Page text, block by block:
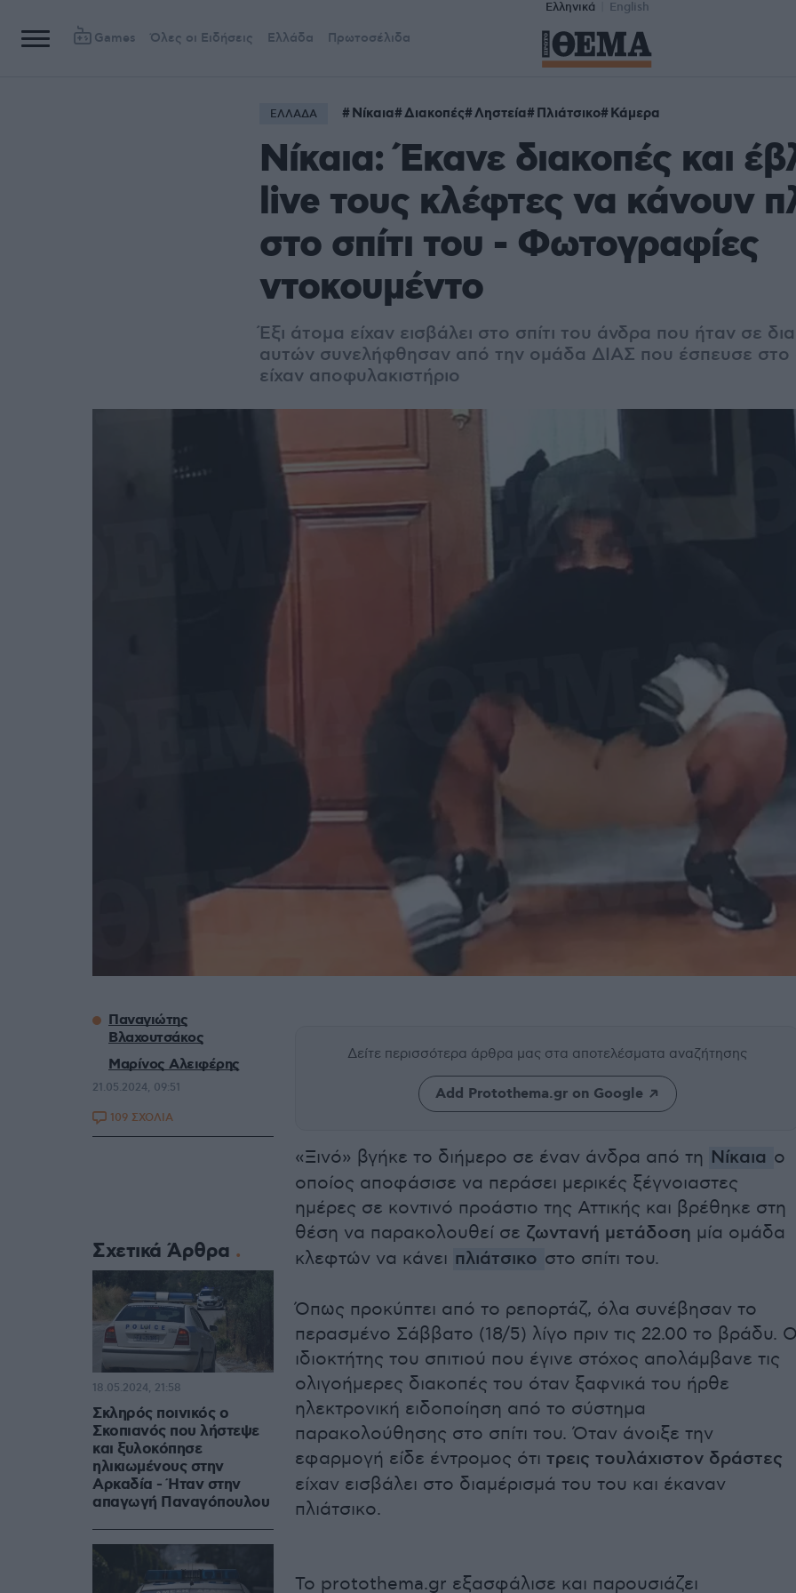
Ελληνικά English
Games Όλες οι Ειδήσεις Ελλάδα Πρωτοσέλιδα
ΕΛΛΑΔΑ Νίκαια Διακοπές Ληστεία Πλιάτσικο Κάμερα
Νίκαια: Έκανε διακοπές και
live τους κλέφτες να κάνουν
στο σπίτι του - Φωτογραφίες
ντοκουμέντο
Έξι άτομα είχαν εισβάλει στο σπίτι του άνδρα που ήταν σε
αυτών συνελήφθησαν από την ομάδα ΔΙΑΣ που έσπευσε στο
είχαν αποφυλακιστήριο
Δείτε περισσότερα άρθρα μας στα αποτελέσματα αναζήτησης
Add Protothema.gr on Google
«Ξινό» βγήκε το διήμερο σε έναν άνδρα από τη Νίκαια ο
οποίος αποφάσισε να περάσει μερικές ξέγνοιαστες
ημέρες σε κοντινό προάστιο της Αττικής και βρέθηκε στη
θέση να παρακολουθεί σε ζωντανή μετάδοση μία ομάδα
κλεφτών να κάνει πλιάτσικο στο σπίτι του.
Όπως προκύπτει από το ρεπορτάζ, όλα συνέβησαν το
περασμένο Σάββατο (18/5) λίγο πριν τις 22.00 το βράδυ.
ιδιοκτήτης του σπιτιού που έγινε στόχος απολάμβανε τις
ολιγοήμερες διακοπές του όταν ξαφνικά του ήρθε
ηλεκτρονική ειδοποίηση από το σύστημα
παρακολούθησης στο σπίτι του. Όταν άνοιξε την
εφαρμογή είδε έντρομος ότι τρεις τουλάχιστον δράστες
είχαν εισβάλει στο διαμέρισμά του του και έκαναν
πλιάτσικο.
Το protothema.gr εξασφάλισε και παρουσιάζει
Παναγιώτης
Βλαχουτσάκος
Μαρίνος Αλειφέρης
21.05.2024, 09:51
109 ΣΧΟΛΙΑ
Σχετικά Άρθρα
Σκληρός ποινικός ο
Σκοπιανός που λήστεψε
και ξυλοκόπησε
ηλικιωμένους στην
Αρκαδία - Ήταν στην
απαγωγή Παναγόπουλου
18.05.2024, 21:58